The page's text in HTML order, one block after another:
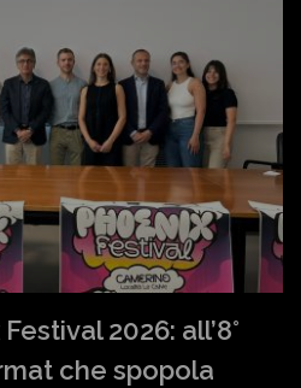
2026: all’8°
che spopola